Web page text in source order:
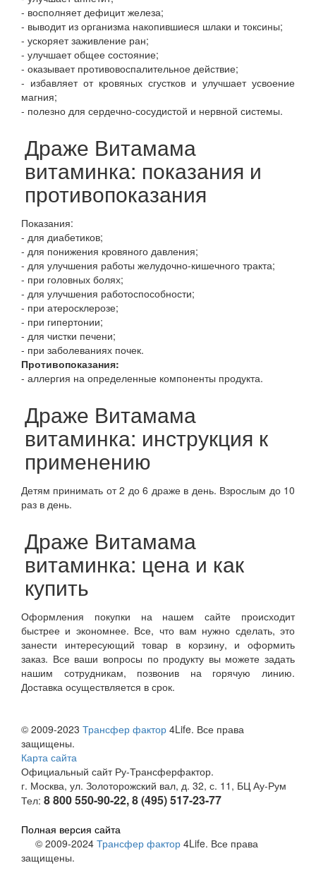
- восполняет дефицит железа;
- выводит из организма накопившиеся шлаки и токсины;
- ускоряет заживление ран;
- улучшает общее состояние;
- оказывает противовоспалительное действие;
- избавляет от кровяных сгустков и улучшает усвоение
магния;
- полезно для сердечно-сосудистой и нервной системы.
Драже Витамама
витаминка: показания и
противопоказания
Показания:
- для диабетиков;
- для понижения кровяного давления;
- для улучшения работы желудочно-кишечного тракта;
- при головных болях;
- для улучшения работоспособности;
- при атеросклерозе;
- при гипертонии;
- для чистки печени;
- при заболеваниях почек.
Противопоказания:
- аллергия на определенные компоненты продукта.
Драже Витамама
витаминка: инструкция к
применению
Детям принимать от 2 до 6 драже в день. Взрослым до 10
раз в день.
Драже Витамама
витаминка: цена и как
купить
Оформления покупки на нашем сайте происходит
быстрее и экономнее. Все, что вам нужно сделать, это
занести интересующий товар в корзину, и оформить
заказ. Все ваши вопросы по продукту вы можете задать
нашим сотрудникам, позвонив на горячую линию.
Доставка осуществляется в срок.
© 2009-2023 Трансфер фактор 4Life. Все права
защищены.
Карта сайта
Официальный сайт Ру-Трансферфактор.
г. Москва, ул. Золоторожский вал, д. 32, с. 11, БЦ Ау-Рум
Тел: 8 800 550-90-22, 8 (495) 517-23-77
Полная версия сайта
© 2009-2024 Трансфер фактор 4Life. Все права
защищены.